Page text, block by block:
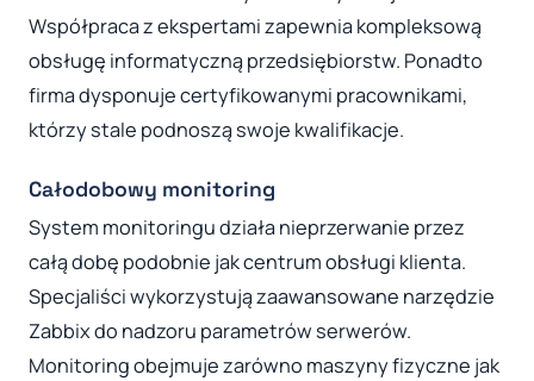
Współpraca z ekspertami zapewnia kompleksową
obsługę informatyczną przedsiębiorstw. Ponadto
firma dysponuje certyfikowanymi pracownikami,
którzy stale podnoszą swoje kwalifikacje.
Całodobowy monitoring
System monitoringu działa nieprzerwanie przez
całą dobę podobnie jak centrum obsługi klienta.
Specjaliści wykorzystują zaawansowane narzędzie
Zabbix do nadzoru parametrów serwerów.
Monitoring obejmuje zarówno maszyny fizyczne jak